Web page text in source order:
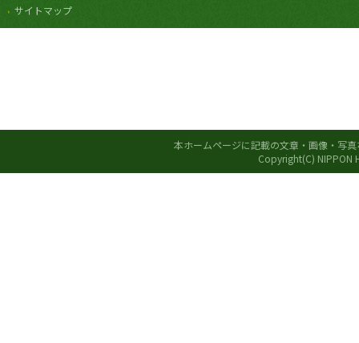
サイトマップ
本ホームページに記載の文章・画像・写
Copyright(C) NIPPON